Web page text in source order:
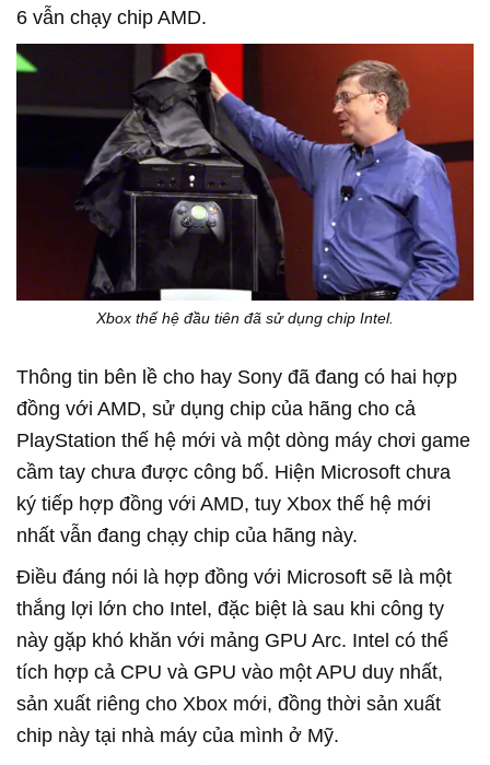
6 vẫn chạy chip AMD.
Xbox thế hệ đầu tiên đã sử dụng chip Intel.
Thông tin bên lề cho hay Sony đã đang có hai hợp
đồng với AMD, sử dụng chip của hãng cho cả
PlayStation thế hệ mới và một dòng máy chơi game
cầm tay chưa được công bố. Hiện Microsoft chưa
ký tiếp hợp đồng với AMD, tuy Xbox thế hệ mới
nhất vẫn đang chạy chip của hãng này.
Điều đáng nói là hợp đồng với Microsoft sẽ là một
thắng lợi lớn cho Intel, đặc biệt là sau khi công ty
này gặp khó khăn với mảng GPU Arc. Intel có thể
tích hợp cả CPU và GPU vào một APU duy nhất,
sản xuất riêng cho Xbox mới, đồng thời sản xuất
chip này tại nhà máy của mình ở Mỹ.